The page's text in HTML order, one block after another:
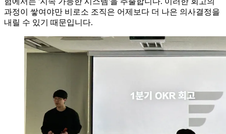
과정이 쌓여야만 비로소 조직은 어제보다 더 나은 의사결정을
내릴 수 있기 때문입니다.